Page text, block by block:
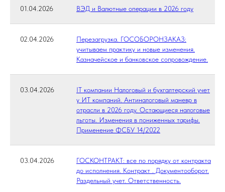
01.04.2026 ВЭД и Валютные операции в 2026 году
02.04.2026
Перезагрузка. ГОСОБОРОНЗАКАЗ:
учитываем практику и новые изменения.
Казначейское и банковское сопровождение.
03.04.2026
IT компании Налоговый и бухгалтерский учет
у ИТ компаний. Антиналоговый маневр в
отрасли в 2026 году. Остающиеся налоговые
льготы. Изменения в пониженных тарифы.
Применение ФСБУ 14/2022
03.04.2026
ГОСКОНТРАКТ: все по порядку от контракта
до исполнения. Контракт . Документооборот.
Раздельный учет. Ответственность.